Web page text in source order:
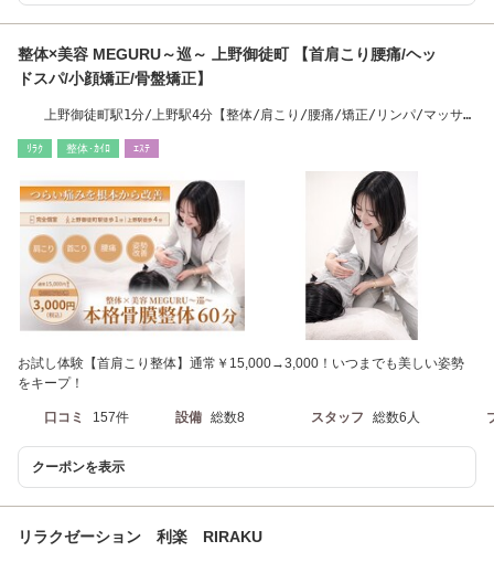
整体×美容 MEGURU～巡～ 上野御徒町 【首肩こり腰痛/ヘッ
ドスパ/小顔矯正/骨盤矯正】
上野御徒町駅1分/上野駅4分【整体/肩こり/腰痛/矯正/リンパ/マッサー
ﾘﾗｸ 整体･ｶｲﾛ ｴｽﾃ
お試し体験【首肩こり整体】通常￥15,000→3,000！いつまでも美しい姿勢
をキープ！
口コミ 157件 設備 総数8 スタッフ 総数6人
クーポンを表示
リラクゼーション 利楽 RIRAKU